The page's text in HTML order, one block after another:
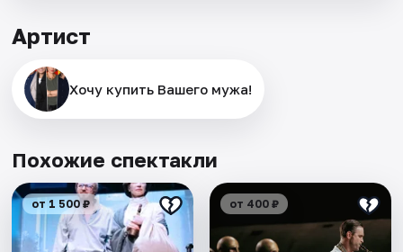
Артист
Хочу купить Вашего мужа!
Похожие спектакли
от 1 500 ₽ от 400 ₽